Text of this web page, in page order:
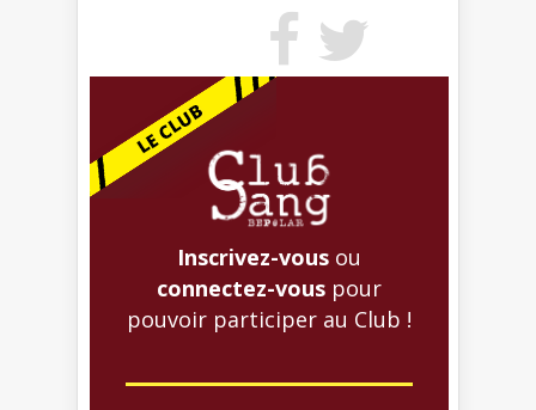
Inscrivez-vous ou
connectez-vous pour
pouvoir participer au Club !